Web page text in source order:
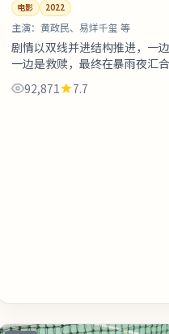
电影 2022
主演： 黄政民、易烊千玺 等
剧情以双线并进结构推进，一
一边是救赎，最终在暴雨夜汇
白开放式处理，适合观影后在
伸讨论。整体来看，这是一部
92,871 7.7